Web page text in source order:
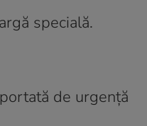
specială.
de urgență